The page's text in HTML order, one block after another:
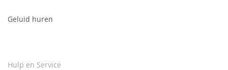
Geluid huren
Hulp en Service